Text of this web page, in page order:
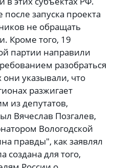
запуска проекта
не обращать
Кроме того, 19
партии направили
разобраться
они указывали, что
разжигает
из депутатов,
Вячеслав Позгалев,
Вологодской
правды", как заявлял
для того,